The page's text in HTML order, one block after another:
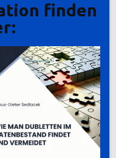
finden